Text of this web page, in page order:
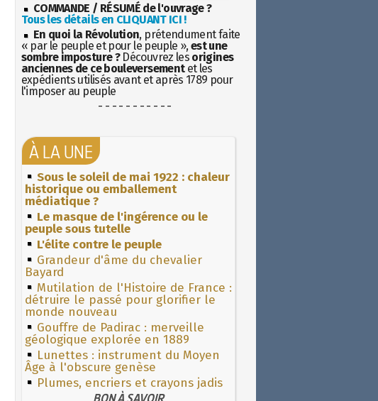
COMMANDE / RÉSUMÉ de l'ouvrage ?
Tous les détails en CLIQUANT ICI !
En quoi la Révolution, prétendument faite
« par le peuple et pour le peuple », est une
sombre imposture ?Découvrez les origines
anciennes de ce bouleversementet les
expédients utilisés avant et après 1789 pour
l'imposer au peuple
- - - - - - - - - - -
À LA UNE
Sous le soleil de mai 1922 : chaleur
historique ou emballement
médiatique ?
Le masque de l'ingérence ou le
peuple sous tutelle
L'élite contre le peuple
Grandeur d'âme du chevalier
Bayard
Mutilation de l'Histoire de France :
détruire le passé pour glorifier le
monde nouveau
Gouffre de Padirac : merveille
géologique explorée en 1889
Lunettes : instrument du Moyen
Âge à l'obscure genèse
Plumes, encriers et crayons jadis